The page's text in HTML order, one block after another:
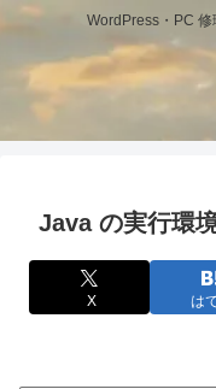
WordPress・PC
Java の実行環
X は